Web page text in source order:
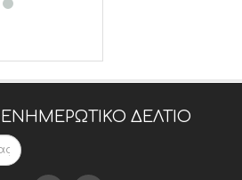
ΔΕΛΤΊΟ